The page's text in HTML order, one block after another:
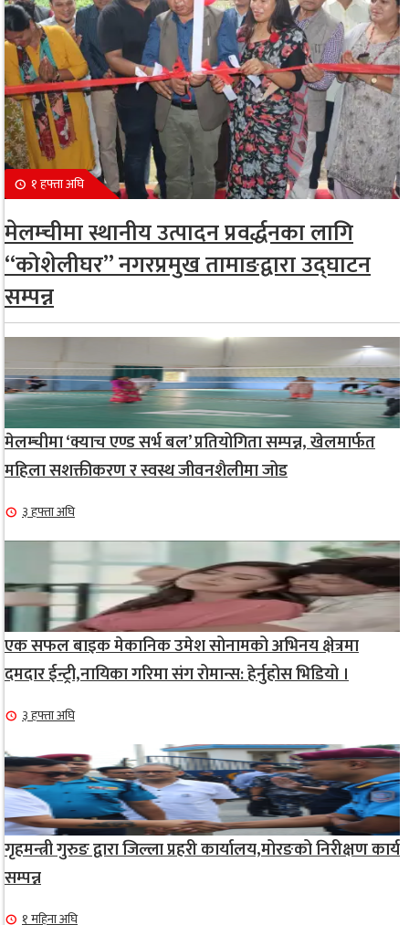
१ हफ्ता अघि
मेलम्चीमा स्थानीय उत्पादन प्रवर्द्धनका लागि
“कोशेलीघर” नगरप्रमुख तामाङद्वारा उद्घाटन
सम्पन्न
मेलम्चीमा ‘क्याच एण्ड सर्भ बल’ प्रतियोगिता सम्पन्न, खेलमार्फत
महिला सशक्तीकरण र स्वस्थ जीवनशैलीमा जोड
३ हफ्ता अघि
एक सफल बाइक मेकानिक उमेश सोनामको अभिनय क्षेत्रमा
दमदार ईन्ट्री,नायिका गरिमा संग रोमान्स: हेर्नुहोस भिडियो ।
३ हफ्ता अघि
गृहमन्त्री गुरुङ द्वारा जिल्ला प्रहरी कार्यालय,मोरङको निरीक्षण कार्य
सम्पन्न
१ महिना अघि